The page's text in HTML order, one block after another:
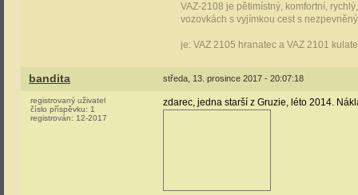
VAZ-2108 je pětimístný, komfortní,
vozovkách s vyjímkou cest s
je: VAZ 2105 hranatec a VAZ 2101
bandita středa, 13. prosince 2017 - 20:07:18
registrovaný uživatel
číslo příspěvku: 1
registrován: 12-2017
zdarec, jedna starší z Gruzie, léto 2014.